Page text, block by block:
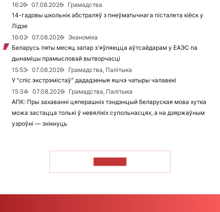
16:26
07.08.2026
Грамадства
14-гадовы школьнік абстраляў з пнеўматычнага пісталета кіёск у
Лідзе
16:02
07.08.2026
Эканоміка
Беларусь пяты месяц запар з'яўляецца аўтсайдарам у ЕАЭС па
дынаміцы прамысловай вытворчасці
15:53
07.08.2026
Грамадства, Палітыка
У "спіс экстрэмістаў" дададзеныя яшчэ чатыры чалавекі
15:34
07.08.2026
Грамадства, Палітыка
АПК: Пры захаванні цяперашніх тэндэнцый беларуская мова хутка
можа застацца толькі ў невялікіх супольнасцях, а на дзяржаўным
узроўні — знікнуць